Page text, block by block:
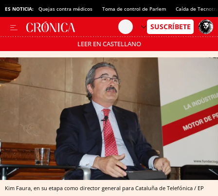
ES NOTICIA: Quejas contra médicos Toma de control de Parlem Caída de
LEER EN CASTELLANO
Pásate al MODO AHORRO
Kim Faura, en su etapa como director general para Cataluña de Telefónica / EP